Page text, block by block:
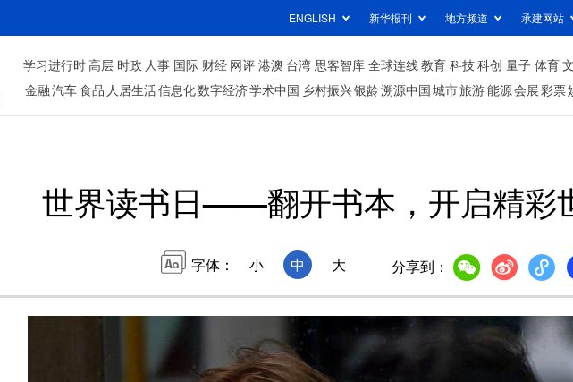
ENGLISH 新华报刊 地方频道 承建网站
学习进行时高层 时政 人事 国际 财经 网评 港澳 台湾 思客智库 全球连线教育 科技科创 量子 体育
金融汽车食品 人居生活信息化数字经济学术中国 乡村振兴银龄溯源中国城市旅游能源会展彩票
世界读书日——翻开书本，开启精彩
字体： 小 中 大 分享到：